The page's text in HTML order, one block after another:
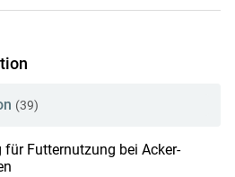
main content
(39)
Futternutzung bei Acker-